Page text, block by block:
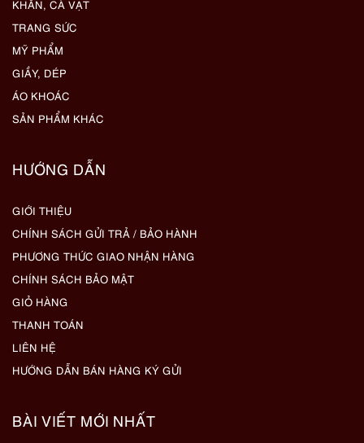
KHĂN, CÀ VẠT
TRANG SỨC
MỸ PHẨM
GIẦY, DÉP
ÁO KHOÁC
SẢN PHẨM KHÁC
HƯỚNG DẪN
GIỚI THIỆU
CHÍNH SÁCH GỬI TRẢ / BẢO HÀNH
PHƯƠNG THỨC GIAO NHẬN HÀNG
CHÍNH SÁCH BẢO MẬT
GIỎ HÀNG
THANH TOÁN
LIÊN HỆ
HƯỚNG DẪN BÁN HÀNG KÝ GỬI
BÀI VIẾT MỚI NHẤT